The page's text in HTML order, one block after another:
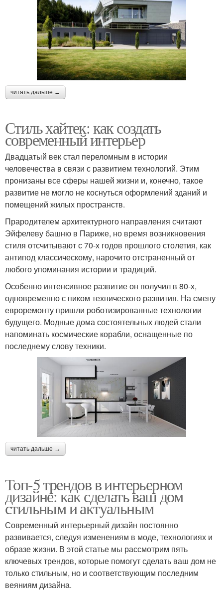
читать дальше →
Стиль хайтек: как создать
современный интерьер
Двадцатый век стал переломным в истории
человечества в связи с развитием технологий. Этим
пронизаны все сферы нашей жизни и, конечно, такое
развитие не могло не коснуться оформлений зданий и
помещений жилых пространств.
Прародителем архитектурного направления считают
Эйфелеву башню в Париже, но время возникновения
стиля отсчитывают с 70-х годов прошлого столетия, как
антипод классическому, нарочито отстраненный от
любого упоминания истории и традиций.
Особенно интенсивное развитие он получил в 80-х,
одновременно с пиком технического развития. На смену
евроремонту пришли роботизированные технологии
будущего. Модные дома состоятельных людей стали
напоминать космические корабли, оснащенные по
последнему слову техники.
читать дальше →
Топ-5 трендов в интерьерном
дизайне: как сделать ваш дом
стильным и актуальным
Современный интерьерный дизайн постоянно
развивается, следуя изменениям в моде, технологиях и
образе жизни. В этой статье мы рассмотрим пять
ключевых трендов, которые помогут сделать ваш дом не
только стильным, но и соответствующим последним
веяниям дизайна.